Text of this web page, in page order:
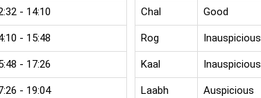
- 14:10
- 15:48
- 17:26
- 19:04
Chal Good
Rog Inauspicious
Kaal Inauspicious
Laabh Auspicious